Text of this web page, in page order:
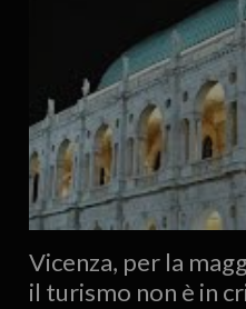
Vicenza, per la
il turismo non è in